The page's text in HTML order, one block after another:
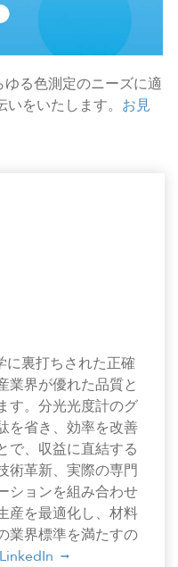
る色測定のニーズに適
をいたします。 お見
に裏打ちされた正確
業界が優れた品質と
す。分光光度計のグ
を省き、効率を改善
で、収益に直結する
術革新、実際の専門
ションを組み合わせ
産を最適化し、材料
業界標準を満たすの
LinkedIn